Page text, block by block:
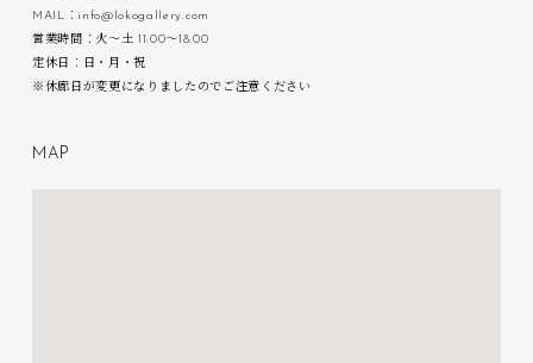
MAIL：info@lokogallery.com
営業時間：火〜土 11:00〜18:00
定休日：日・月・祝
※休廊日が変更になりましたのでご注意ください
M A P